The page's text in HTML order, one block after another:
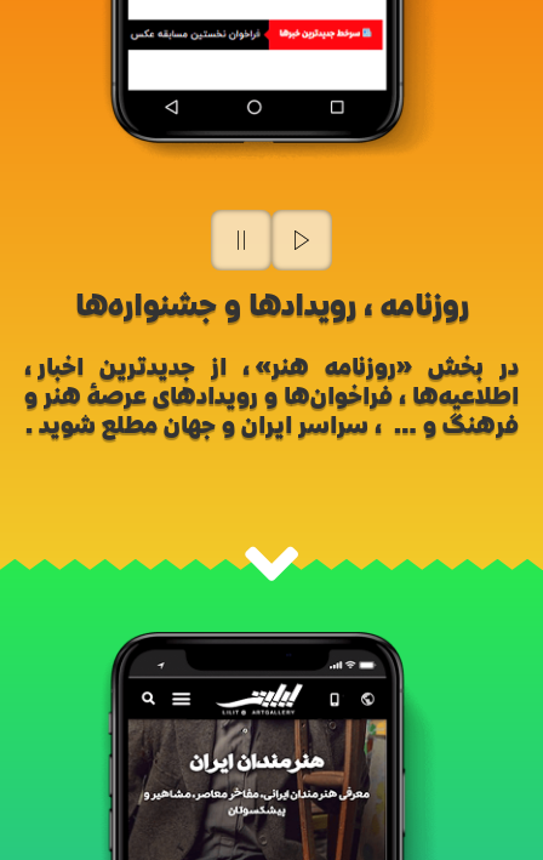
روزنامه، رویدادها و جشنواره‌ها
در بخش «روزنامه هنر»، از جدیدترین اخبار،
اطلاعیه‌ها، فراخوان‌ها و رویدادهای عرصهٔ هنر و
فرهنگ و… ، سراسر ایران و جهان مطلع شوید.